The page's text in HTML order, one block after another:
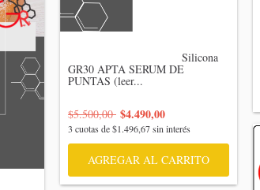
GR30 APTA SERUM DE
PUNTAS (leer...
$5.500,00 $4.490,00
3 cuotas de$1.496,67sin interés
AGREGAR AL CARRITO